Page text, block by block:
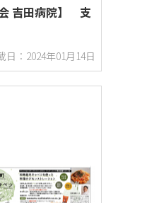
会 吉田病院】 支
日：2024年01月14日